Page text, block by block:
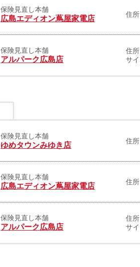
保険見直し本舗
広島エディオン蔦屋家電店 住
保険見直し本舗
アルパーク広島店
住
サ
保険見直し本舗
ゆめタウンみゆき店 住
保険見直し本舗
広島エディオン蔦屋家電店 住
保険見直し本舗
アルパーク広島店
住
サ